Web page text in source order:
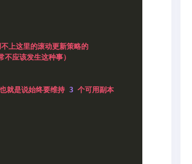
上这里的滚动更新策略的
应该发生这种事）
就是说始终要维持 3 个可用副本